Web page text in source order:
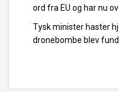
ord fra EU og har nu
Tysk minister haster
dronebombe blev